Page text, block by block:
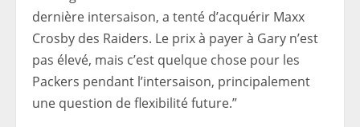
dernière intersaison, a tenté d’acquérir Maxx
Crosby des Raiders. Le prix à payer à Gary n’est
pas élevé, mais c’est quelque chose pour les
Packers pendant l’intersaison, principalement
une question de flexibilité future.”